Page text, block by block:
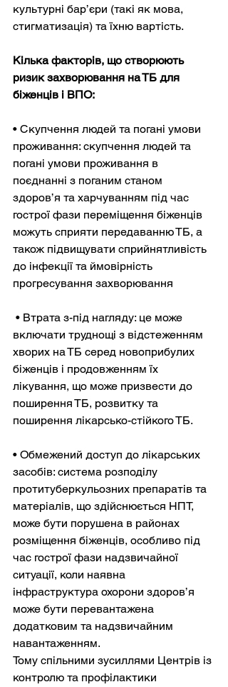
культурні бар’єри (такі як мова,
стигматизація) та їхню вартість.
Кілька факторів, що створюють
ризик захворювання на ТБ для
біженців і ВПО:
• Скупчення людей та погані умови
проживання: скупчення людей та
погані умови проживання в
поєднанні з поганим станом
здоров’я та харчуванням під час
гострої фази переміщення біженців
можуть сприяти передаванню ТБ, а
також підвищувати сприйнятливість
до інфекції та ймовірність
прогресування захворювання
• Втрата з-під нагляду: це може
включати труднощі з відстеженням
хворих на ТБ серед новоприбулих
біженців і продовженням їх
лікування, що може призвести до
поширення ТБ, розвитку та
поширення лікарсько-стійкого ТБ.
• Обмежений доступ до лікарських
засобів: система розподілу
протитуберкульозних препаратів та
матеріалів, що здійснюється НПТ,
може бути порушена в районах
розміщення біженців, особливо під
час гострої фази надзвичайної
ситуації, коли наявна
інфраструктура охорони здоров’я
може бути перевантажена
додатковим та надзвичайним
навантаженням.
Тому спільними зусиллями Центрів із
контролю та профілактики